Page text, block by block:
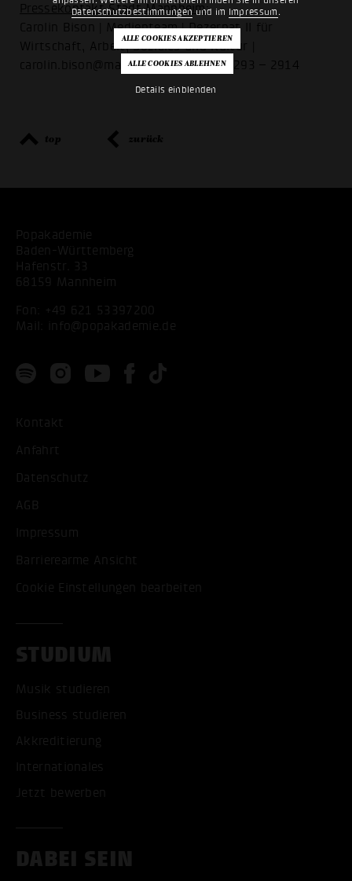
Datenschutzbestimmungenund im Impressum .
Details einblenden
Pressekontakt Stadt Mannheim:
Carolin Bison | Medienteam | Dezernat II für
Wirtschaft, Arbeit, Soziales und Kultur |
carolin.bison@mannheim.de | (0621) 293 – 2914
top zurück
Popakademie
Baden-Württemberg
Hafenstr. 33
68159 Mannheim
Fon:
+49 621 53397200
Mail:
info@popakademie.de
Kontakt
Anfahrt
Datenschutz
AGB
Impressum
Barrierearme Ansicht
Cookie Einstellungen bearbeiten
STUDIUM
Musik studieren
Business studieren
Akkreditierung
Internationales
Jetzt bewerben
DABEI SEIN